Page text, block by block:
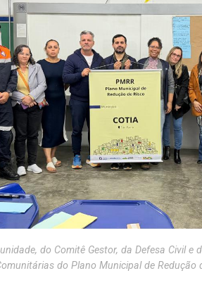
do Comitê Gestor, da Defesa Civil
do Plano Municipal de Redução